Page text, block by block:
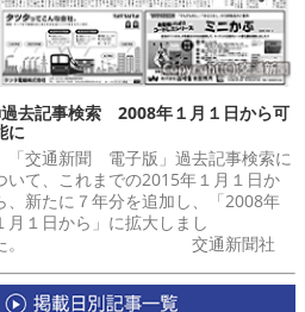
去記事検索 2008年１月１日から可
に
「交通新聞 電子版」過去記事検索に
いて、これまでの2015年１月１日か
、新たに７年分を追加し、「2008年
月１日から」に拡大しまし
。 交通新聞社